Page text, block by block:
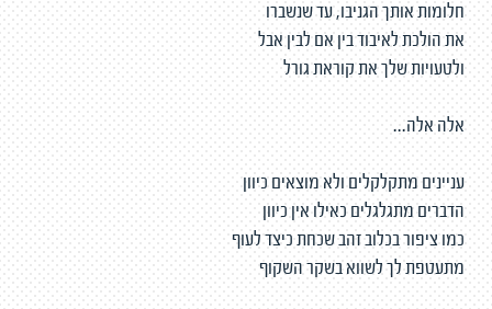
חלומות אותך הגניבו, עד שנשברו
את הולכת לאיבוד בין אם לבין אבל
ולטעויות שלך את קוראת גורל
אלה אלה...
עניינים מתקלקלים ולא מוצאים כיוון
הדברים מתגלגלים כאילו אין כיוון
כמו ציפור בכלוב זהב שכחת כיצד לעוף
מתעטפת לך לשווא בשקר השקוף